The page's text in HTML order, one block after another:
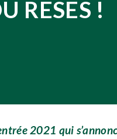
RESES !
2021 qui